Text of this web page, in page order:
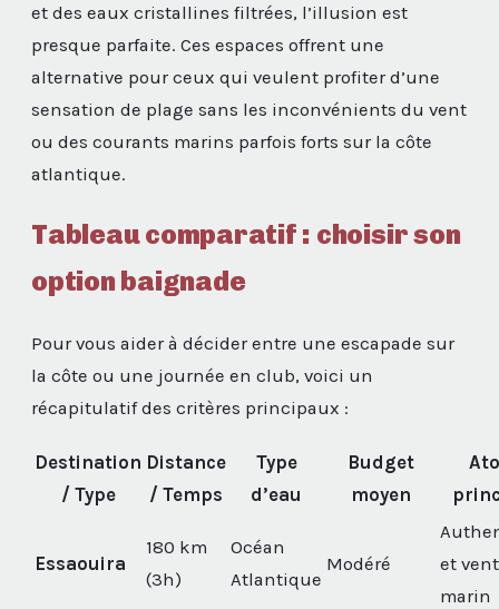
et des eaux cristallines filtrées, l’illusion est
presque parfaite. Ces espaces offrent une
alternative pour ceux qui veulent profiter d’une
sensation de plage sans les inconvénients du vent
ou des courants marins parfois forts sur la côte
atlantique.
Tableau comparatif : choisir son
option baignade
Pour vous aider à décider entre une escapade sur
la côte ou une journée en club, voici un
récapitulatif des critères principaux :
Destination
/ Type
Distance
/ Temps
Type
d’eau
Budget
moyen
Essaouira
180 km
(3h)
Océan
Atlantique
Modéré
et vent
marin